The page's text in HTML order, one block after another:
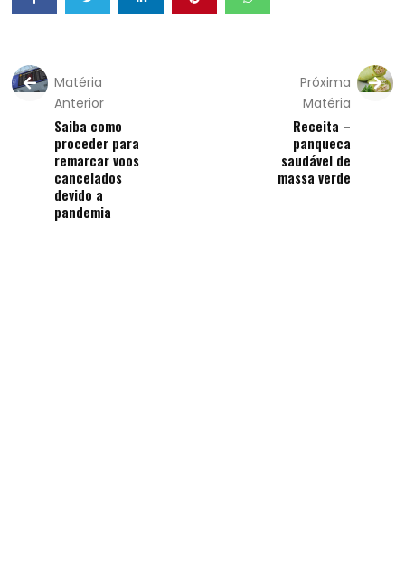
Matéria
Anterior
Saiba como
proceder para
remarcar voos
cancelados
devido a
pandemia
Próxima
Matéria
Receita –
panqueca
saudável de
massa verde